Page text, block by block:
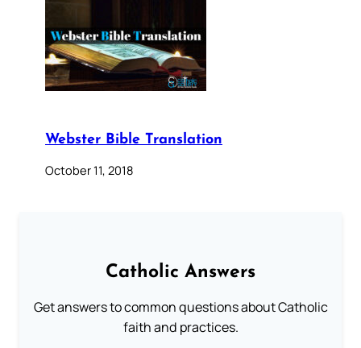
Webster Bible Translation
October 11, 2018
Catholic Answers
Get answers to common questions about Catholic
faith and practices.